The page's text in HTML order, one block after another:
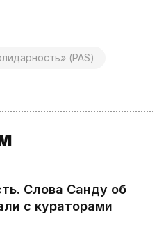
(PAS)
Слова Санду об
с кураторами